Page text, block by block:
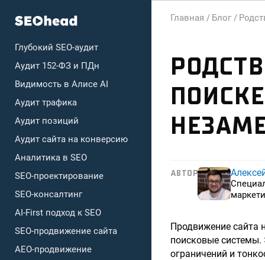
Глубокий SEO-аудит
Аудит 152-ФЗ и ПДн
Видимость в Алисе AI
Аудит трафика
Аудит позиций
Аудит сайта на конверсию
Аналитика в SEO
SEO-проектирование
SEO-консалтинг
AI-First подход к SEO
SEO-продвижение сайта
AEO-продвижение
Главная / Блог /
АВТОР
Продвижение сайта
поисковые системы.
ограничений и